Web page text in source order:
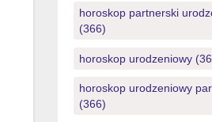
horoskop partnerski
(366)
horoskop urodzeniowy
horoskop urodzeniowy
(366)